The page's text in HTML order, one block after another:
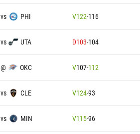
vs PHI V122-116
vs UTA D103-104
@ OKC V107-112
vs CLE V124-93
vs MIN V115-96